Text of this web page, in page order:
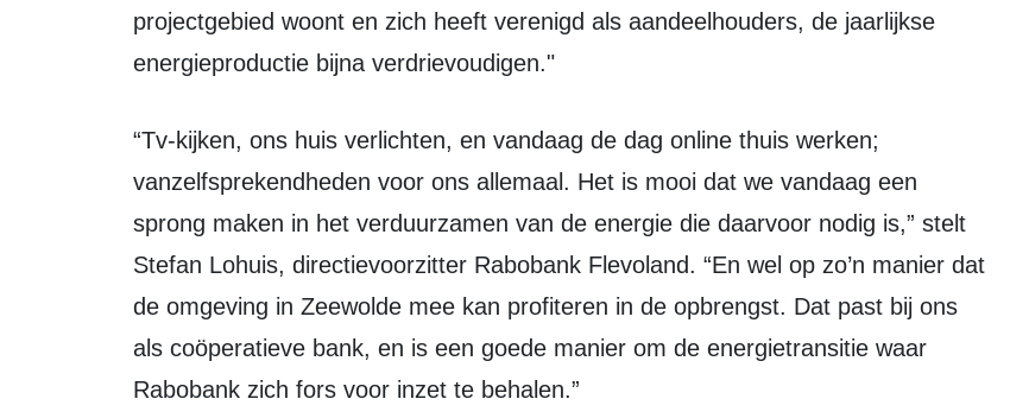
projectgebied woont en zich heeft verenigd als aandeelhouders, de jaarlijkse
energieproductie bijna verdrievoudigen."
“Tv-kijken, ons huis verlichten, en vandaag de dag online thuis werken;
vanzelfsprekendheden voor ons allemaal. Het is mooi dat we vandaag een
sprong maken in het verduurzamen van de energie die daarvoor nodig is,” stelt
Stefan Lohuis, directievoorzitter Rabobank Flevoland. “En wel op zo’n manier dat
de omgeving in Zeewolde mee kan profiteren in de opbrengst. Dat past bij ons
als coöperatieve bank, en is een goede manier om de energietransitie waar
Rabobank zich fors voor inzet te behalen.”